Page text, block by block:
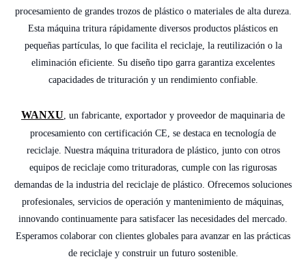
procesamiento de grandes trozos de plástico o materiales de alta dureza.
Esta máquina tritura rápidamente diversos productos plásticos en
pequeñas partículas, lo que facilita el reciclaje, la reutilización o la
eliminación eficiente. Su diseño tipo garra garantiza excelentes
capacidades de trituración y un rendimiento confiable.
WANXU , un fabricante, exportador y proveedor de maquinaria de
procesamiento con certificación CE, se destaca en tecnología de
reciclaje. Nuestra máquina trituradora de plástico, junto con otros
equipos de reciclaje como trituradoras, cumple con las rigurosas
demandas de la industria del reciclaje de plástico. Ofrecemos soluciones
profesionales, servicios de operación y mantenimiento de máquinas,
innovando continuamente para satisfacer las necesidades del mercado.
Esperamos colaborar con clientes globales para avanzar en las prácticas
de reciclaje y construir un futuro sostenible.